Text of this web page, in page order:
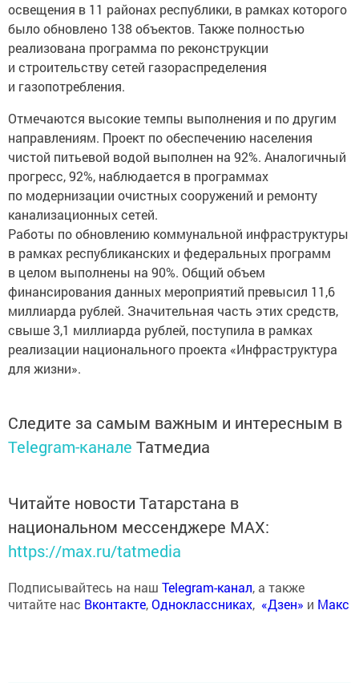
освещения в 11 районах республики, в рамках которого
было обновлено 138 объектов. Также полностью
реализована программа по реконструкции
и строительству сетей газораспределения
и газопотребления.
Отмечаются высокие темпы выполнения и по другим
направлениям. Проект по обеспечению населения
чистой питьевой водой выполнен на 92%. Аналогичный
прогресс, 92%, наблюдается в программах
по модернизации очистных сооружений и ремонту
канализационных сетей.
Работы по обновлению коммунальной инфраструктуры
в рамках республиканских и федеральных программ
в целом выполнены на 90%. Общий объем
финансирования данных мероприятий превысил 11,6
миллиарда рублей. Значительная часть этих средств,
свыше 3,1 миллиарда рублей, поступила в рамках
реализации национального проекта «Инфраструктура
для жизни».
Следите за самым важным и интересным в
Telegram-канале Татмедиа
Читайте новости Татарстана в
национальном мессенджере MАХ:
https://max.ru/tatmedia
Подписывайтесь на наш Telegram-канал, а также
читайте нас Вконтакте,Одноклассниках, «Дзен» и Макс